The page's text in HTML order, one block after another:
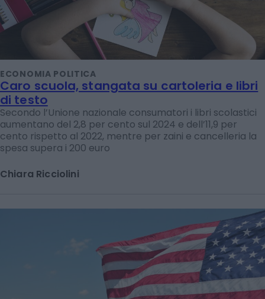
ECONOMIA POLITICA
Caro scuola, stangata su cartoleria e libri
di testo
Secondo l’Unione nazionale consumatori i libri scolastici
aumentano del 2,8 per cento sul 2024 e dell’11,9 per
cento rispetto al 2022, mentre per zaini e cancelleria la
spesa supera i 200 euro
Chiara Ricciolini